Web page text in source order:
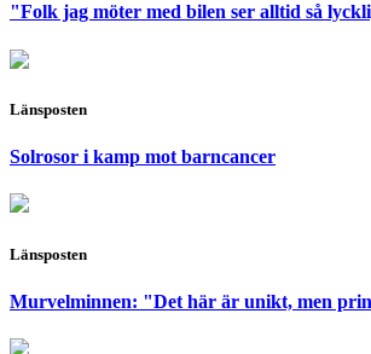
"Folk jag möter med bilen ser alltid så
Länsposten
Solrosor i kamp mot barncancer
Länsposten
Murvelminnen: "Det här är unikt, men